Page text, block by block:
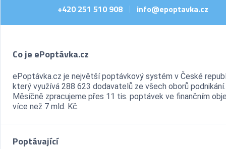
+420 251 510 908 info@epoptavka.cz
Co je ePoptávka.cz
ePoptávka.cz je největší poptávkový systém v České
který využívá 288 623 dodavatelů ze všech oborů podnikání.
Měsíčně zpracujeme přes 11 tis. poptávek ve finančním
více než 7 mld. Kč.
Poptávající